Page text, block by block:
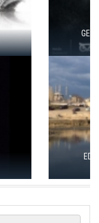
BAŞVURULARI
21 MAYIS’TA